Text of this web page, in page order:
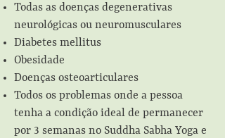
Todas as doenças degenerativas
neurológicas ou neuromusculares
Diabetes mellitus
Obesidade
Doenças osteoarticulares
Todos os problemas onde a pessoa
tenha a condição ideal de permanecer
por 3 semanas no Suddha Sabha Yoga e